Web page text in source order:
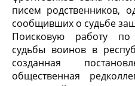
писем родственников,
сообщивших о судьбе
Поисковую работу
судьбы воинов в
созданная
общественная